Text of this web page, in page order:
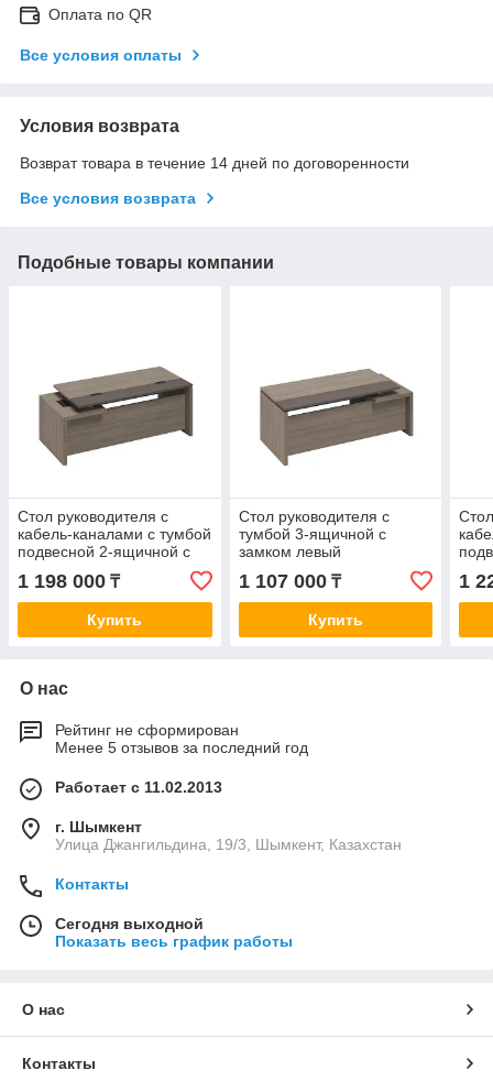
Оплата по QR
Все условия оплаты
Условия возврата
Возврат товара в течение 14 дней по договоренности
Все условия возврата
Подобные товары компании
Стол руководителя с
кабель-каналами с тумбой
подвесной 2-ящичной с
замком правый
1 198 000 ₸
Купить
Стол руководителя с
тумбой 3-ящичной с
замком левый
1 107 000₸
Купить
1
О нас
Рейтинг не сформирован
Менее 5 отзывов за последний год
Работает с 11.02.2013
г. Шымкент
Улица Джангильдина, 19/3, Шымкент, Казахстан
Контакты
Сегодня выходной
Показать весь график работы
О нас
Контакты